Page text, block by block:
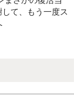
て、もう一度ス